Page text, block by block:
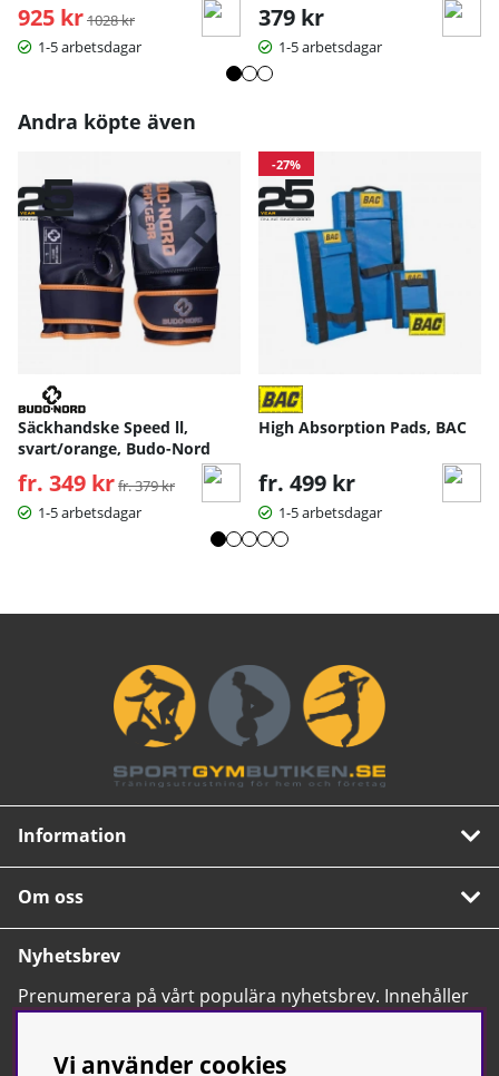
925 kr Ordinarie pris:
1028 kr
1-5 arbetsdagar
379 kr
1-5 arbetsdagar
Andra köpte även
Säckhandske Speed ll,
svart/orange, Budo-Nord
fr. 349 kr Ordinarie pris:
fr. 379 kr
1-5 arbetsdagar
-27%
High Absorption Pads, BAC
fr. 499 kr
1-5 arbetsdagar
Information
Om oss
Nyhetsbrev
Prenumerera på vårt populära nyhetsbrev. Innehåller
tips, nyheter och våra allra bästa erbjudanden.
Vi använder cookies